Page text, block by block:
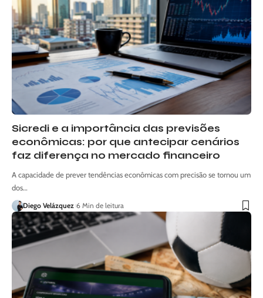
Sicredi e a importância das previsões
econômicas: por que antecipar cenários
faz diferença no mercado financeiro
A capacidade de prever tendências econômicas com precisão se tornou um
dos…
Diego Velázquez 6 Min de leitura